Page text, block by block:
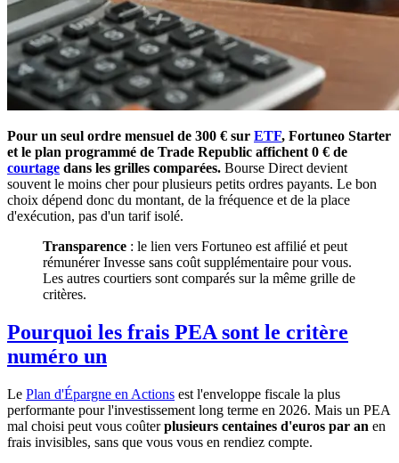
Pour un seul ordre mensuel de 300 € sur ETF, Fortuneo Starter
et le plan programmé de Trade Republic affichent 0 € de
courtage dans les grilles comparées. Bourse Direct devient
souvent le moins cher pour plusieurs petits ordres payants. Le bon
choix dépend donc du montant, de la fréquence et de la place
d'exécution, pas d'un tarif isolé.
Transparence : le lien vers Fortuneo est affilié et peut
rémunérer Invesse sans coût supplémentaire pour vous.
Les autres courtiers sont comparés sur la même grille de
critères.
Pourquoi les frais PEA sont le critère
numéro un
Le Plan d'Épargne en Actions est l'enveloppe fiscale la plus
performante pour l'investissement long terme en 2026. Mais un PEA
mal choisi peut vous coûterplusieurs centaines d'euros par an en
frais invisibles, sans que vous vous en rendiez compte.